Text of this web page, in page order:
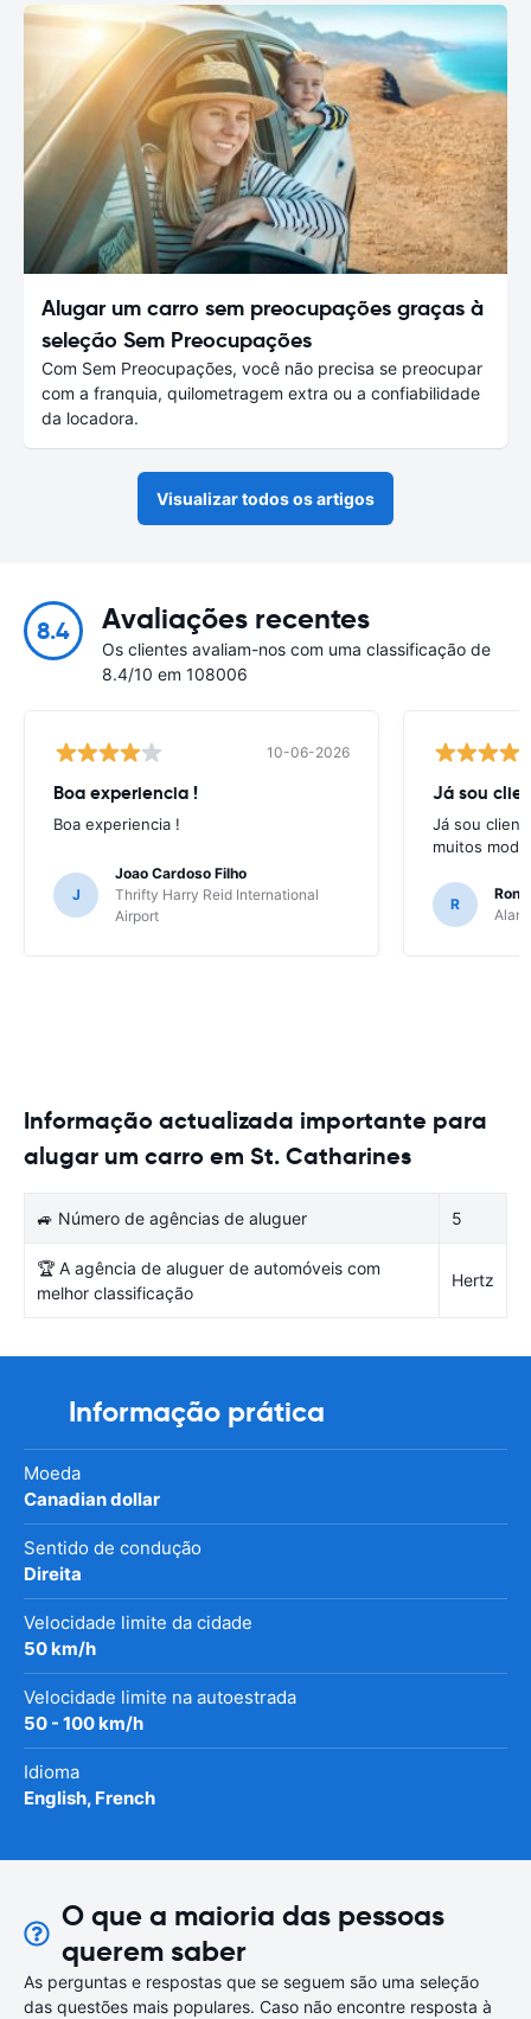
Alugar um carro sem preocupações graças à
seleção Sem Preocupações
Com Sem Preocupações, você não precisa se preocupar
com a franquia, quilometragem extra ou a confiabilidade
da locadora.
Visualizar todos os artigos
8.4 Avaliações recentes
Os clientes avaliam-nos com uma classificação de
8.4/10 em 108006
10-06-2026
Boa experiencia !
Boa experiencia !
J
Joao Cardoso Filho
Thrifty Harry Reid International
Airport
Já sou
Já sou
muitos
R
Informação actualizada importante para
alugar um carro em St. Catharines
🚙 Número de agências de aluguer 5
🏆 A agência de aluguer de automóveis com
melhor classificação
Hertz
Informação prática
Moeda
Canadian dollar
Sentido de condução
Direita
Velocidade limite da cidade
50 km/h
Velocidade limite na autoestrada
50 - 100 km/h
Idioma
English, French
O que a maioria das pessoas
querem saber
As perguntas e respostas que se seguem são uma seleção
das questões mais populares. Caso não encontre resposta à